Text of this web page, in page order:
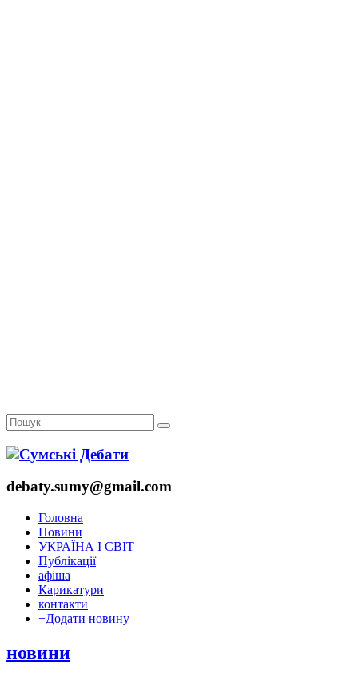
debaty.sumy@gmail.com
Головна
Новини
УКРАЇНА І СВІТ
Публікації
афіша
Карикатури
контакти
+Додати новину
новини